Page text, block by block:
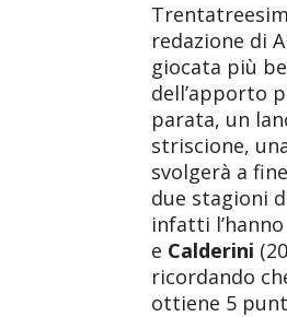
redazione di
giocata più
dell’apporto
parata, un
striscione,
svolgerà a
due stagioni
infatti
e Calderini
ricordando
ottiene 5